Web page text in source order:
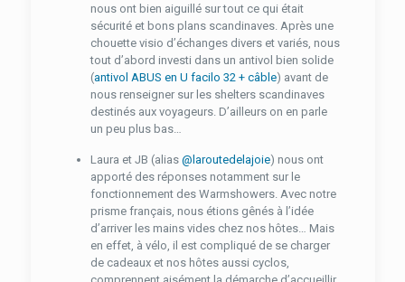
nous ont bien aiguillé sur tout ce qui était
sécurité et bons plans scandinaves. Après une
chouette visio d’échanges divers et variés, nous
tout d’abord investi dans un antivol bien solide
(antivol ABUS en U facilo 32 + câble) avant de
nous renseigner sur les shelters scandinaves
destinés aux voyageurs. D’ailleurs on en parle
un peu plus bas…
Laura et JB (alias @laroutedelajoie) nous ont
apporté des réponses notamment sur le
fonctionnement des Warmshowers. Avec notre
prisme français, nous étions gênés à l’idée
d’arriver les mains vides chez nos hôtes… Mais
en effet, à vélo, il est compliqué de se charger
de cadeaux et nos hôtes aussi cyclos,